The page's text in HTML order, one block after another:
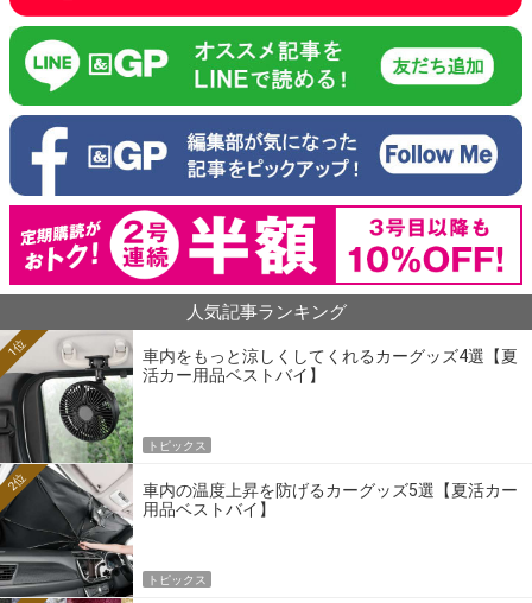
人気記事ランキング
車内をもっと涼しくしてくれるカーグッズ4選【夏
活カー用品ベストバイ】
1位
トピックス
車内の温度上昇を防げるカーグッズ5選【夏活カー
用品ベストバイ】
2位
トピックス